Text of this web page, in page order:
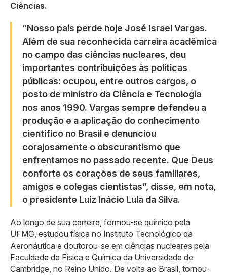
Ciências.
“Nosso país perde hoje José Israel Vargas.
Além de sua reconhecida carreira acadêmica
no campo das ciências nucleares, deu
importantes contribuições às políticas
públicas: ocupou, entre outros cargos, o
posto de ministro da Ciência e Tecnologia
nos anos 1990. Vargas sempre defendeu a
produção e a aplicação do conhecimento
científico no Brasil e denunciou
corajosamente o obscurantismo que
enfrentamos no passado recente. Que Deus
conforte os corações de seus familiares,
amigos e colegas cientistas”, disse, em nota,
o presidente Luiz Inácio Lula da Silva.
Ao longo de sua carreira, formou-se químico pela
UFMG, estudou física no Instituto Tecnológico da
Aeronáutica e doutorou-se em ciências nucleares pela
Faculdade de Física e Química da Universidade de
Cambridge, no Reino Unido. De volta ao Brasil, tornou-